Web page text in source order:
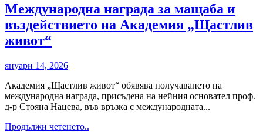
Международна награда за мащаба и
въздействието на Академия „Щастлив
живот“
януари 14, 2026
Академия „Щастлив живот“ обявява получаването на
международна награда, присъдена на нейния основател проф.
д-р Стояна Нацева, във връзка с международната...
Продължи четенето..